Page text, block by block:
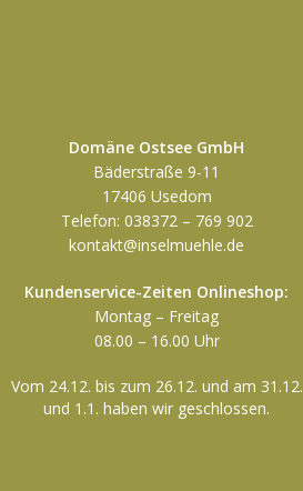
Domäne Ostsee GmbH
Bäderstraße 9-11
17406 Usedom
Telefon: 038372 – 769 902
kontakt@inselmuehle.de
Kundenservice-Zeiten Onlineshop:
Montag – Freitag
08.00 – 16.00 Uhr
Vom 24.12. bis zum 26.12. und am 31.12.
und 1.1. haben wir geschlossen.